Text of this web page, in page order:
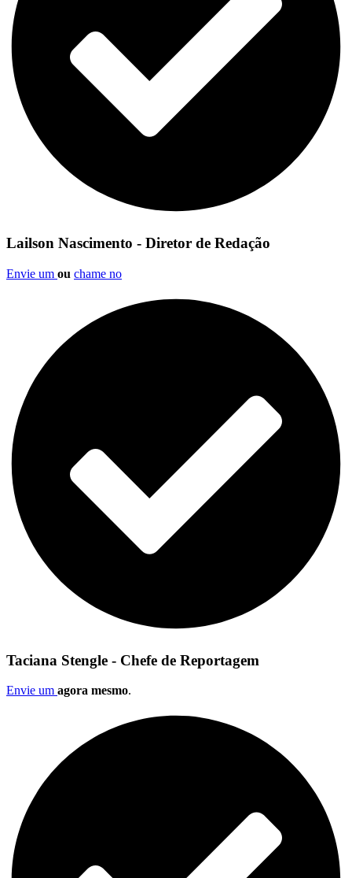
Lailson Nascimento - Diretor de Redação
Envie um ou chame no
Taciana Stengle - Chefe de Reportagem
Envie um agora mesmo.